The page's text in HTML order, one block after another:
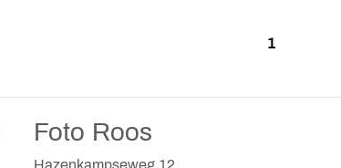
1
Foto Roos
Hazenkampseweg 12